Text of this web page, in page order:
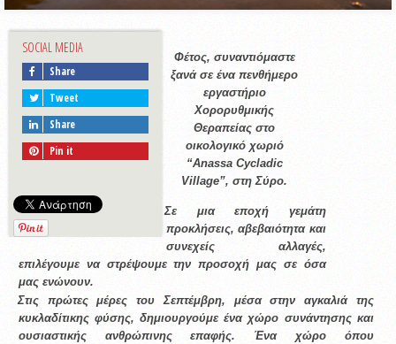
SOCIAL MEDIA
Share
Tweet
Share
Pin it
Φέτος, συναντιόμαστε
ξανά σε ένα πενθήμερο
εργαστήριο
Χορορυθμικής
Θεραπείας στο
οικολογικό χωριό
“Anassa Cycladic
Village”, στη Σύρο.
Σε μια εποχή γεμάτη
προκλήσεις, αβεβαιότητα και
συνεχείς αλλαγές,
επιλέγουμε να στρέψουμε την προσοχή μας σε όσα
μας ενώνουν.
Στις πρώτες μέρες του Σεπτέμβρη, μέσα στην αγκαλιά της
κυκλαδίτικης φύσης, δημιουργούμε ένα χώρο συνάντησης και
ουσιαστικής ανθρώπινης επαφής. Ένα χώρο όπου